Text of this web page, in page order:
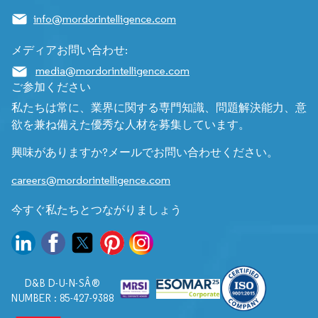
info@mordorintelligence.com
メディアお問い合わせ:
media@mordorintelligence.com
ご参加ください
私たちは常に、業界に関する専門知識、問題解決能力、意
欲を兼ね備えた優秀な人材を募集しています。
興味がありますか?メールでお問い合わせください。
careers@mordorintelligence.com
今すぐ私たちとつながりましょう
D&B D-U-N-SÂ®
NUMBER : 85-427-9388